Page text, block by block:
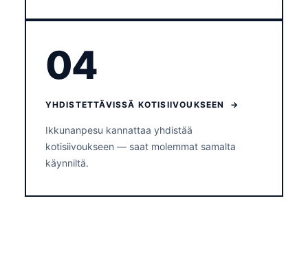
04
YHDISTETTÄVISSÄ KOTISIIVOUKSEEN →
Ikkunanpesu kannattaa yhdistää
kotisiivoukseen — saat molemmat samalta
käynniltä.